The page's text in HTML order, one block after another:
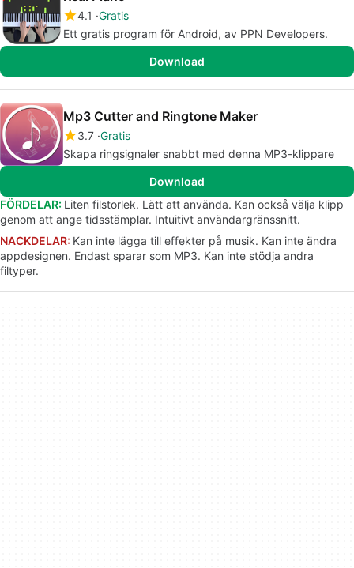
4.1 Gratis
Ett gratis program för Android, av PPN Developers.
Download
Mp3 Cutter and Ringtone Maker
3.7 Gratis
Skapa ringsignaler snabbt med denna MP3-klippare
Download
FÖRDELAR: Liten filstorlek. Lätt att använda. Kan också välja klipp
genom att ange tidsstämplar. Intuitivt användargränssnitt.
NACKDELAR: Kan inte lägga till effekter på musik. Kan inte ändra
appdesignen. Endast sparar som MP3. Kan inte stödja andra
filtyper.